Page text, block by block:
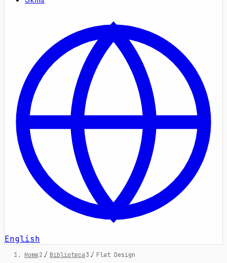
English
Home / Biblioteca / Flat Design